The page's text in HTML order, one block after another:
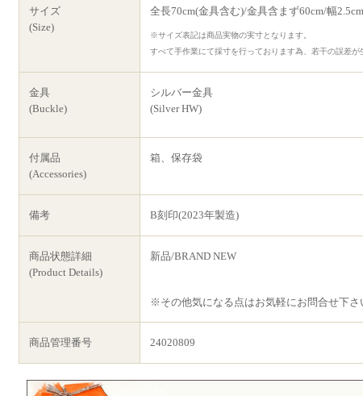
サイズ
(Size)
全長70cm(金具含む)/金具含まず60cm/幅2.5cm
※サイズ表記は商品実物の実寸となります。
すべて手作業にて採寸を行っております為、若干の誤差
金具
(Buckle)
シルバー金具
(Silver HW)
付属品
(Accessories)
箱、保存袋
備考 B刻印(2023年製造)
商品状態詳細
(Product Details)
新品/BRAND NEW
※その他気になる点はお気軽にお問合せ下さ
商品管理番号 24020809